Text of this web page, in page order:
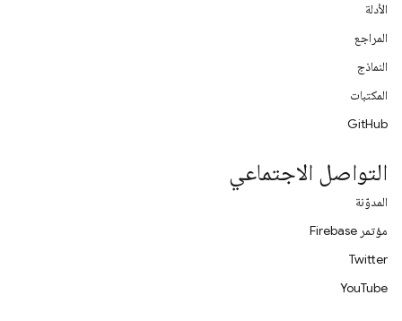
الأدلة
المراجع
النماذج
المكتبات
GitHub
التواصل الاجتماعي
المدوّنة
مؤتمر Firebase
Twitter
YouTube